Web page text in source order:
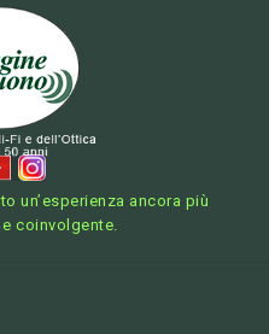
un’esperienza ancora più
coinvolgente.